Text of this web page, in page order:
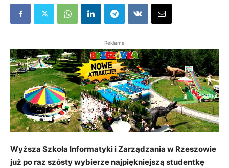
Reklama
Wyższa Szkoła Informatyki i Zarządzania w Rzeszowie
już po raz szósty wybierze najpiękniejszą studentkę